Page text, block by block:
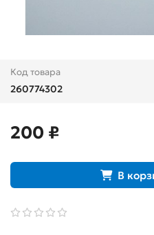
Код товара
260774302
200 ₽
В